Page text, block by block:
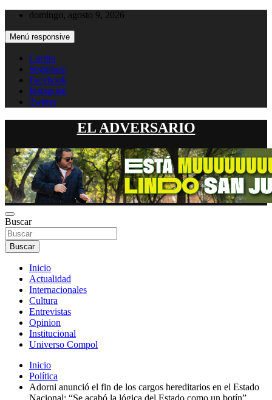
Saltar
contenido
domingo, agosto 9, 2026
Menú responsive
Carrito
Seguinos:
Facebook
Instagram
Twitter
EL ADVERSARIO
Buscar
Buscar
Inicio
Actualidad
Internacionales
Cultura
Entrevistas
Opinion
Institucional
Universo Compol
Inicio
Política
Adorni anunció el fin de los cargos hereditarios en el Estado
Nacional: “Se acabó la lógica del Estado como un botín”